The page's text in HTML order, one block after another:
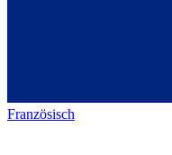
Französisch